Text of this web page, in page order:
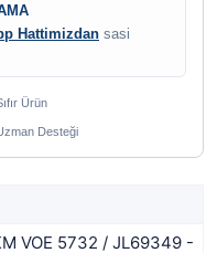
Hattimizdan sasi
Ürün
Desteği
VOE 5732 / JL69349 -